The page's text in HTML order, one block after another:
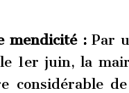
mendicité :Par
1er juin, la
considérable